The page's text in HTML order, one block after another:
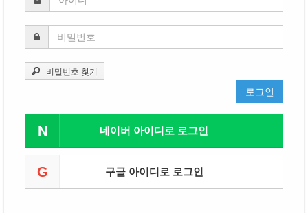
비밀번호 찾기
로그인
N 네이버 아이디로 로그인
G 구글 아이디로 로그인